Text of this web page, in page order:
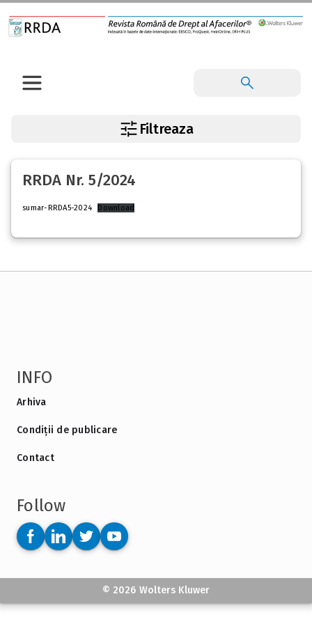
Filtreaza
RRDA Nr. 5/2024
sumar-RRDA5-2024 Download
INFO
Arhiva
Condiții de publicare
Contact
Follow
© 2026 Wolters Kluwer